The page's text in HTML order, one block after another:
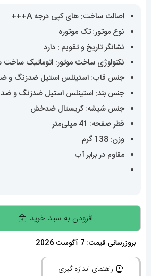
اصالت ساخت: های کپی درجه A+++
نوع موتور: تک موتوره
نشانگر تاریخ و تقویم : دارد
نکنولوژی ساخت موتور: اتوماتیک
جنس قاب: استینلس استیل ضدزنگ و
جنس بند: استینلس استیل ضدزنگ و
جنس شیشه: کریستال ضدخش
قطر صفحه: 41 میلی‌متر
وزن: 138 گرم
مقاوم در برابر آب
ساعت
مچی
مردانه
رولکس
افزودن به سبد خرید
بروزرسانی قیمت: 7 آگوست 2026
راهنمای اندازه گیری